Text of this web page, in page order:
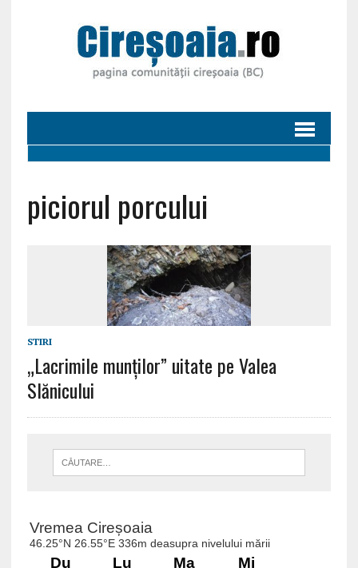
piciorul porcului
STIRI
„Lacrimile munților” uitate pe Valea
Slănicului